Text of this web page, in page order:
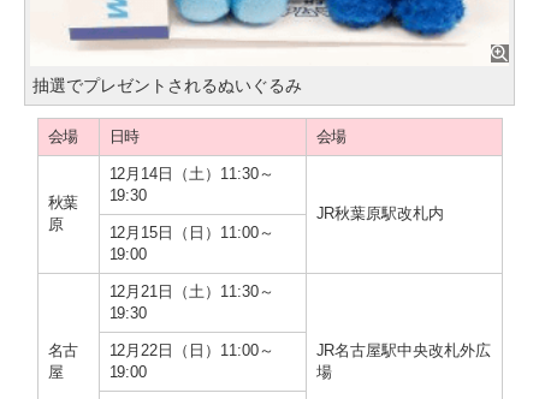
抽選でプレゼントされるぬいぐるみ
会場 日時 会場
秋葉
原
12月14日（土）11:30～
19:30
JR秋葉原駅改札内
12月15日（日）11:00～
19:00
名古
屋
12月21日（土）11:30～
19:30
JR名古屋駅中央改札外広
場
12月22日（日）11:00～
19:00